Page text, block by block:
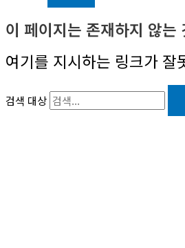
이 페이지는 존재하지 않는
여기를 지시하는 링크가
검색 대상